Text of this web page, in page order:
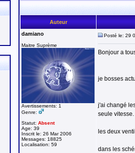
Auteur
damiano
Maitre Suprème
Avertissements: 1
Genre:
Statut: Absent
Age: 39
Inscrit le: 26 Mar 2006
Messages: 18825
Localisation: 59
Posté le: 29
Bonjour a
je bosses
j'ai changé
seule vitesse.
les deux
dans les